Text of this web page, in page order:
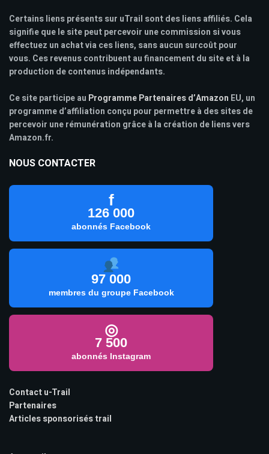
Certains liens présents sur uTrail sont des liens affiliés. Cela
signifie que le site peut percevoir une commission si vous
effectuez un achat via ces liens, sans aucun surcoût pour
vous. Ces revenus contribuent au financement du site et à la
production de contenus indépendants.
Ce site participe au Programme Partenaires d’Amazon EU, un
programme d’affiliation conçu pour permettre à des sites de
percevoir une rémunération grâce à la création de liens vers
Amazon.fr.
NOUS CONTACTER
f
126 000
abonnés Facebook
97 000
membres du groupe Facebook
◎
7 500
abonnés Instagram
Contact u-Trail
Partenaires
Articles sponsorisés trail